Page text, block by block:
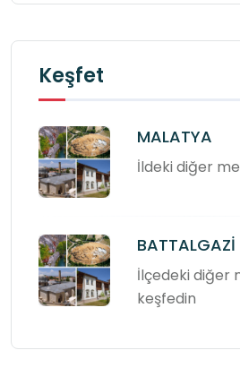
Keşfet
MALATYA
İldeki diğer
BATTALGAZİ
İlçedeki diğer
keşfedin